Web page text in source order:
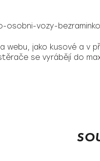
osobni-vozy-
webu, jako kusové a v
se vyrábějí do